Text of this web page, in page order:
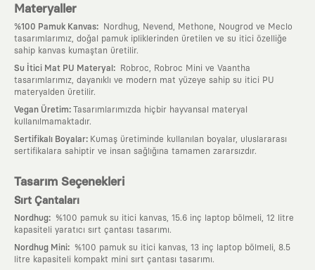
Materyaller
%100 Pamuk Kanvas:
Nordhug, Nevend, Methone, Nougrod ve Meclo
tasarımlarımız, doğal pamuk ipliklerinden üretilen ve su itici özelliğe
sahip kanvas kumaştan üretilir.
Su İtici Mat PU Materyal :
Robroc, Robroc Mini ve Vaantha
tasarımlarımız, dayanıklı ve modern mat yüzeye sahip su itici PU
materyalden üretilir.
Vegan Üretim: Tasarımlarımızda hiçbir hayvansal materyal
kullanılmamaktadır.
Sertifikalı Boyalar: Kumaş üretiminde kullanılan boyalar, uluslararası
sertifikalara sahiptir ve insan sağlığına tamamen zararsızdır.
Tasarım Seçenekleri
Sırt Çantaları
Nordhug:
%100 pamuk su itici kanvas, 15.6 inç laptop bölmeli, 12 litre
kapasiteli yaratıcı sırt çantası tasarımı.
Nordhug Mini:
%100 pamuk su itici kanvas, 13 inç laptop bölmeli, 8.5
litre kapasiteli kompakt mini sırt çantası tasarımı.